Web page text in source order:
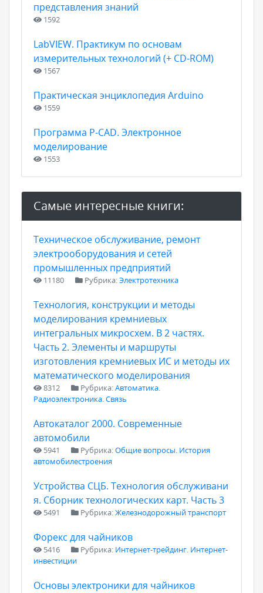
представления знаний
1592
LabVIEW. Практикум по основам
измерительных технологий (+ CD-ROM)
1567
Практическая энциклопедия Arduino
1559
Программа P-CAD. Электронное
моделирование
1553
Самые интересные книги:
Техническое обслуживание, ремонт
электрооборудования и сетей
промышленных предприятий
11180 Рубрика:Электротехника
Технология, конструкции и методы
моделирования кремниевых
интегральных микросхем. В 2 частях.
Часть 2. Элементы и маршруты
изготовления кремниевых ИС и методы их
математического моделирования
8312 Рубрика:Автоматика.
Радиоэлектроника. Связь
Автокаталог 2000. Современные
автомобили
5941 Рубрика:Общие вопросы. История
автомобилестроения
Устройства СЦБ. Технология обслуживани
я. Сборник технологических карт. Часть 3
5491 Рубрика:Железнодорожный транспорт
Форекс для чайников
5416 Рубрика: Интернет-трейдинг. Интернет-
инвестиции
Основы электроники для чайников